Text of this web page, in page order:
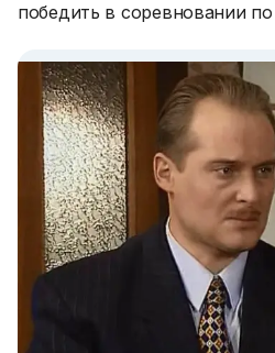
победить в соревновании